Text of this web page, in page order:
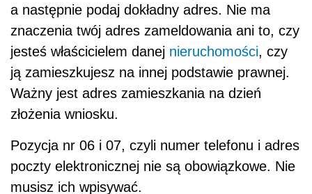
a następnie podaj dokładny adres. Nie ma
znaczenia twój adres zameldowania ani to, czy
jesteś właścicielem danej nieruchomości, czy
ją zamieszkujesz na innej podstawie prawnej.
Ważny jest adres zamieszkania na dzień
złożenia wniosku.
Pozycja nr 06 i 07, czyli numer telefonu i adres
poczty elektronicznej nie są obowiązkowe. Nie
musisz ich wpisywać.